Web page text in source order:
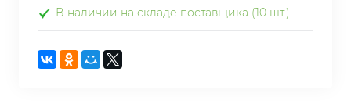
В наличии на складе поставщика (10 шт.)